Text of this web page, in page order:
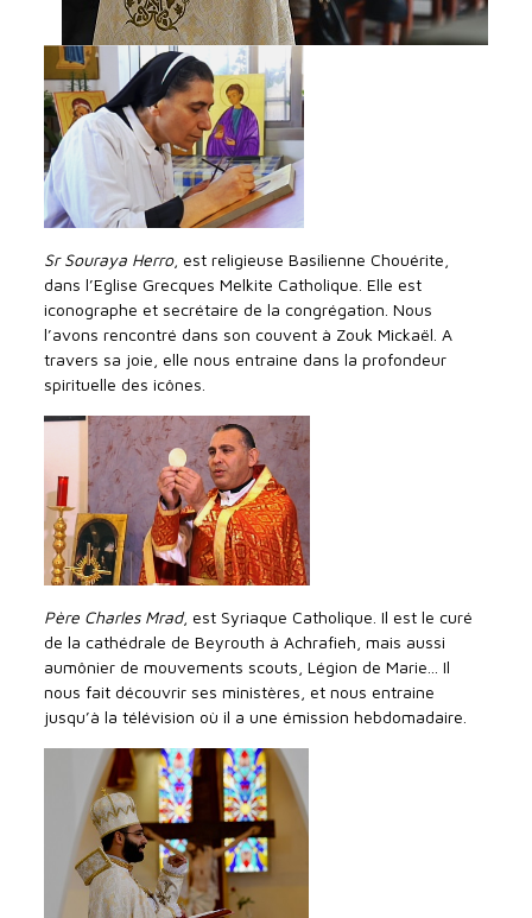
Sr Souraya Herro, est religieuse Basilienne Chouérite,
dans l’Eglise Grecques Melkite Catholique. Elle est
iconographe et secrétaire de la congrégation. Nous
l’avons rencontré dans son couvent à Zouk Mickaël. A
travers sa joie, elle nous entraine dans la profondeur
spirituelle des icônes.
Père Charles Mrad, est Syriaque Catholique. Il est le curé
de la cathédrale de Beyrouth à Achrafieh, mais aussi
aumônier de mouvements scouts, Légion de Marie... Il
nous fait découvrir ses ministères, et nous entraine
jusqu’à la télévision où il a une émission hebdomadaire.